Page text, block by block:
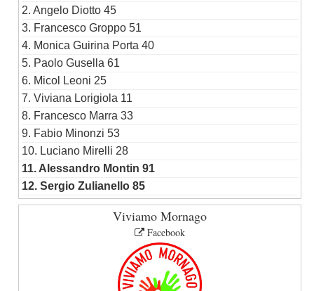
2. Angelo Diotto 45
3. Francesco Groppo 51
4. Monica Guirina Porta 40
5. Paolo Gusella 61
6. Micol Leoni 25
7. Viviana Lorigiola 11
8. Francesco Marra 33
9. Fabio Minonzi 53
10. Luciano Mirelli 28
11. Alessandro Montin 91
12. Sergio Zulianello 85
Viviamo Mornago
Facebook